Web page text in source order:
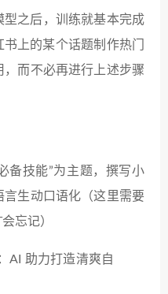
之后，训练就基本完成
上的某个话题制作热门
而不必再进行上述步骤
备技能”为主题，撰写小
生动口语化（这里需要
忘记）